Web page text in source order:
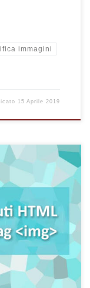
immagini
15 Aprile 2019
gli
che si
ed immagini
immagini in un
meglio il
e nelle